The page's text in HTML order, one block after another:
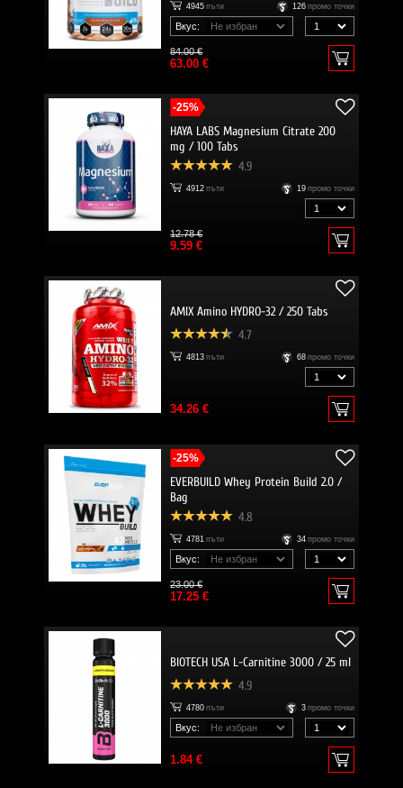
4945 пъти 126 промо точки
Вкус:
84.00 €
63.00 €
-25%
HAYA LABS Magnesium Citrate 200
mg / 100 Tabs
4.9
4912 пъти 19 промо точки
12.78 €
9.59 €
AMIX Amino HYDRO-32 / 250 Tabs
4.7
4813 пъти 68 промо точки
34.26 €
-25%
EVERBUILD Whey Protein Build 2.0 /
Bag
4.8
4781 пъти 34 промо точки
Вкус:
23.00 €
17.25 €
BIOTECH USA L-Carnitine 3000 / 25 ml
4.9
4780 пъти 3 промо точки
Вкус:
1.84 €